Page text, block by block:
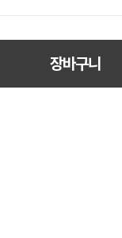
장바구니